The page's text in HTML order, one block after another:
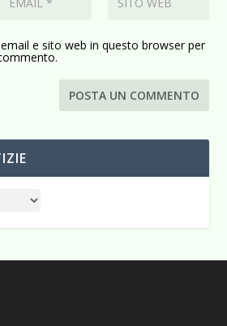
e sito web in questo browser per